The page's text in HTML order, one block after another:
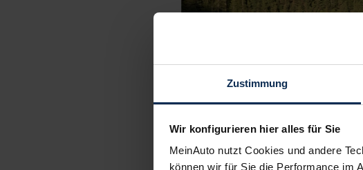
Zustimmung
Wir konfigurieren hier alles für Sie
MeinAuto nutzt Cookies und andere
können wir für Sie die Performance im